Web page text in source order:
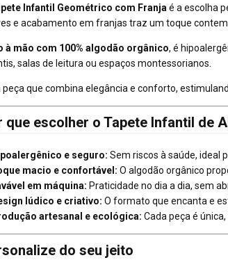
Infantil Geométrico com Franjaé a escolha
e acabamento em franjas traz um toque
à mão com 100% algodão orgânico, é
salas de leitura ou espaços montessorianos.
peça que combina elegância e conforto,
que escolher o Tapete Infantil de
e seguro: Sem riscos à saúde, ideal
macio e confortável: O algodão orgânico
em máquina: Praticidade no dia a dia, sem
lúdico e criativo: O formato que encanta e
artesanal e ecológica: Cada peça é
do seu jeito